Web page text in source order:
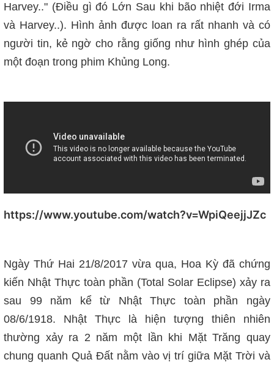
Harvey.." (Điều gì đó Lớn Sau khi bão nhiệt đới Irma
và Harvey..). Hình ảnh được loan ra rất nhanh và có
người tin, kẻ ngờ cho rằng giống như hình ghép của
một đoạn trong phim Khủng Long.
https://www.youtube.com/watch?v=WpiQeejjJZc
Ngày Thứ Hai 21/8/2017 vừa qua, Hoa Kỳ đã chứng
kiến Nhật Thực toàn phần (Total Solar Eclipse) xảy ra
sau 99 năm kể từ Nhật Thực toàn phần ngày
08/6/1918. Nhật Thực là hiện tượng thiên nhiên
thường xảy ra 2 năm một lần khi Mặt Trăng quay
chung quanh Quả Đất nằm vào vị trí giữa Mặt Trời và